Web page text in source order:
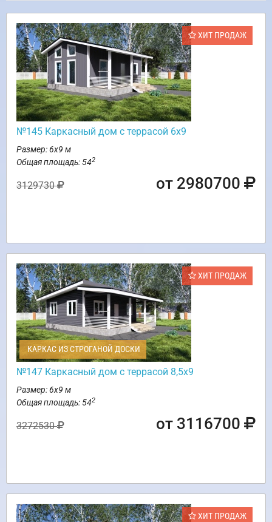
ХИТ ПРОДАЖ
№145 Каркасный дом с террасой 6х9
Размер: 6х9 м
Общая площадь: 542
3129730 от 2980700
ХИТ ПРОДАЖ
КАРКАС ИЗ СТРОГАНОЙ ДОСКИ
№147 Каркасный дом с террасой 8,5х9
Размер: 6х9 м
Общая площадь: 542
3272530 от 3116700
ХИТ ПРОДАЖ